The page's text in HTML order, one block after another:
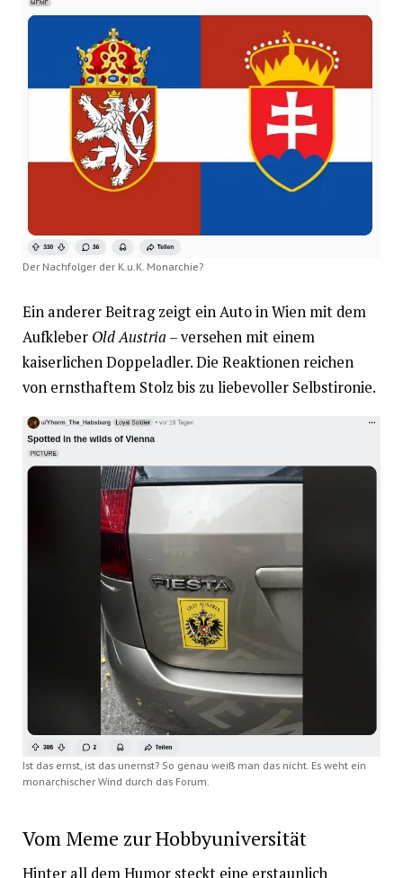
Der Nachfolger der K.u.K. Monarchie?
Ein anderer Beitrag zeigt ein Auto in Wien mit dem
Aufkleber Old Austria – versehen mit einem
kaiserlichen Doppeladler. Die Reaktionen reichen
von ernsthaftem Stolz bis zu liebevoller Selbstironie.
Ist das ernst, ist das unernst? So genau weiß man das nicht. Es weht ein
monarchischer Wind durch das Forum.
Vom Meme zur Hobbyuniversität
Hinter all dem Humor steckt eine erstaunlich